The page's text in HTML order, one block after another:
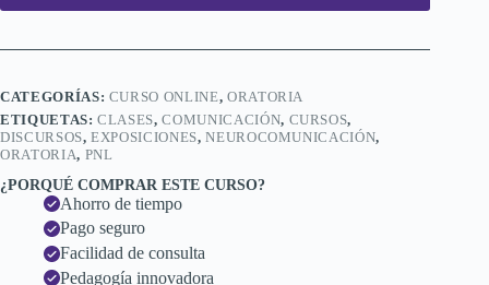
CATEGORÍAS: CURSO ONLINE, ORATORIA
ETIQUETAS:CLASES,COMUNICACIÓN, CURSOS,
DISCURSOS,EXPOSICIONES,NEUROCOMUNICACIÓN,
ORATORIA, PNL
¿PORQUÉ COMPRAR ESTE CURSO?
Ahorro de tiempo
Pago seguro
Facilidad de consulta
Pedagogía innovadora